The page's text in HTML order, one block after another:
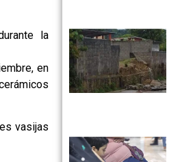
la
en
vasijas